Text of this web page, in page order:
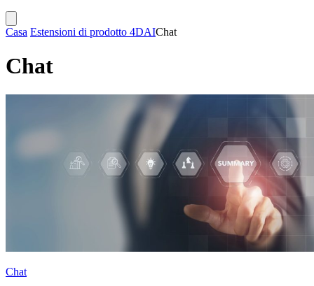
Casa Estensioni di prodotto 4DAIChat
Chat
Chat